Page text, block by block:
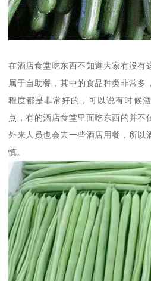
在酒店食堂吃东西不知道大家有没有
属于自助餐，其中的食品种类非常多
程度都是非常好的，可以说有时候
点，有的酒店食堂里面吃东西的并不
外来人员也会去一些酒店用餐，所以
慎。